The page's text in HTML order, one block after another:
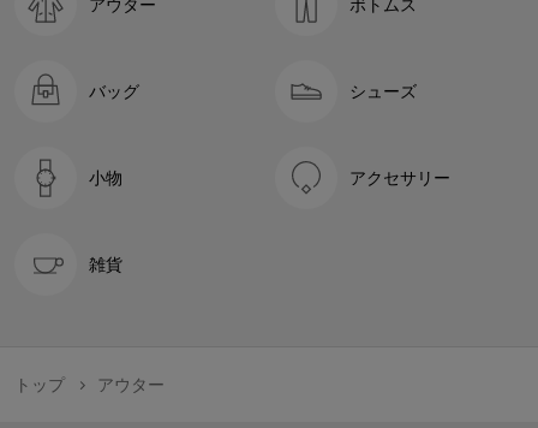
アウター ボトムス
バッグ シューズ
小物 アクセサリー
雑貨
トップ アウター